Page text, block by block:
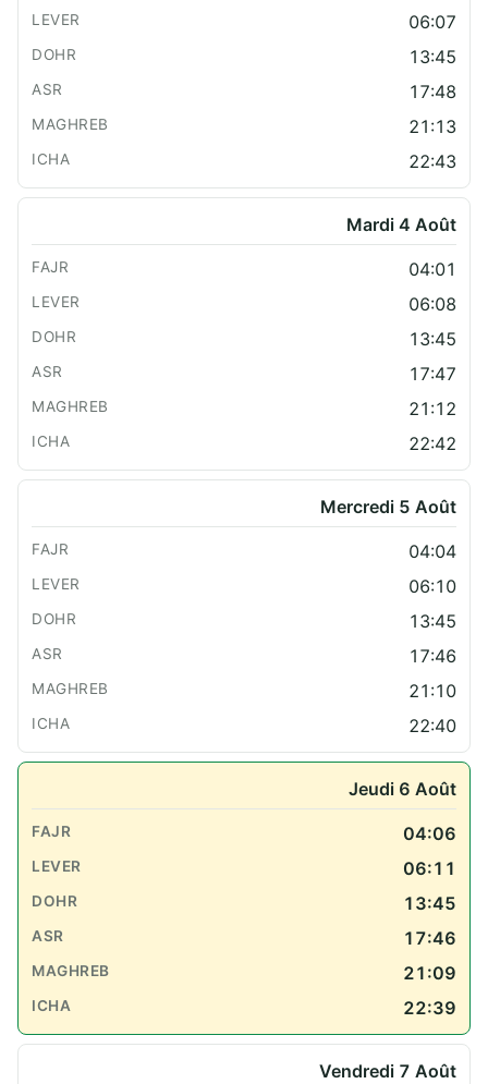
06:07
13:45
17:48
21:13
22:43
Mardi 4 Août
04:01
06:08
13:45
17:47
21:12
22:42
Mercredi 5 Août
04:04
06:10
13:45
17:46
21:10
22:40
Jeudi 6 Août
04:06
06:11
13:45
17:46
21:09
22:39
Vendredi 7 Août